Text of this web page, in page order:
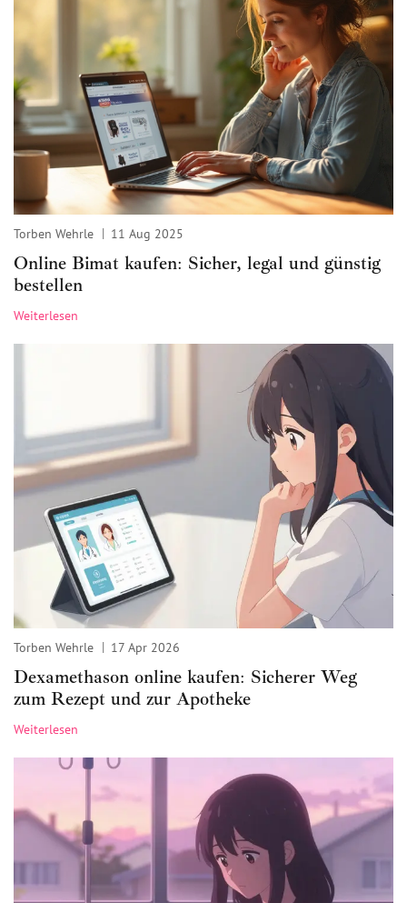
Torben Wehrle 11 Aug 2025
Online Bimat kaufen: Sicher, legal und günstig
bestellen
Weiterlesen
Torben Wehrle 17 Apr 2026
Dexamethason online kaufen: Sicherer Weg
zum Rezept und zur Apotheke
Weiterlesen